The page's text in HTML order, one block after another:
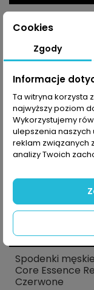
Spodenki
męskie Virtus
45,00 PLN
-10% z kodem
-70%
Spodenki
Core Essence
Czerwone
Cookies
Zgody
Informacje
Ta witryna korzysta
najwyższy poziom
Wykorzystujemy
ulepszenia naszych
reklam związanych
analizy Twoich